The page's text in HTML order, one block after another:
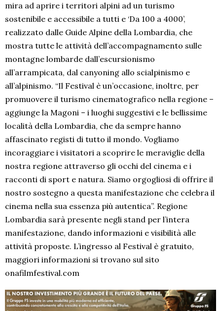
mira ad aprire i territori alpini ad un turismo
sostenibile e accessibile a tutti e ‘Da 100 a 4000’,
realizzato dalle Guide Alpine della Lombardia, che
mostra tutte le attività dell’accompagnamento sulle
montagne lombarde dall’escursionismo
all’arrampicata, dal canyoning allo scialpinismo e
all’alpinismo. “Il Festival è un’occasione, inoltre, per
promuovere il turismo cinematografico nella regione –
aggiunge la Magoni – i luoghi suggestivi e le bellissime
località della Lombardia, che da sempre hanno
affascinato registi di tutto il mondo. Vogliamo
incoraggiare i visitatori a scoprire le meraviglie della
nostra regione attraverso gli occhi del cinema e i
racconti di sport e natura. Siamo orgogliosi di offrire il
nostro sostegno a questa manifestazione che celebra il
cinema nella sua essenza più autentica”. Regione
Lombardia sarà presente negli stand per l’intera
manifestazione, dando informazioni e visibilità alle
attività proposte. L’ingresso al Festival è gratuito,
maggiori informazioni si trovano sul sito
onafilmfestival.com